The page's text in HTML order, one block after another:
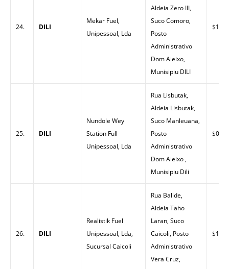
24. DILI
Mekar Fuel,
Unipessoal, Lda
Aldeia Zero III,
Suco Comoro,
Posto
Administrativo
Dom Aleixo,
Munisipiu DILI
$1.50
25. DILI
Nundole Wey
Station Full
Unipessoal, Lda
Rua Lisbutak,
Aldeia Lisbutak,
Suco Manleuana,
Posto
Administrativo
Dom Aleixo ,
Munisipiu Dili
$0.00
26. DILI
Realistik Fuel
Unipessoal, Lda,
Sucursal Caicoli
Rua Balide,
Aldeia Taho
Laran, Suco
Caicoli, Posto
Administrativo
Vera Cruz,
$1.47